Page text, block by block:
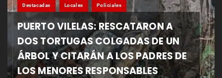
Destacadas Locales Policiales
PUERTO VILELAS: RESCATARON A
DOS TORTUGAS COLGADAS DE UN
ÁRBOL Y CITARÁN A LOS PADRES DE
LOS MENORES RESPONSABLES